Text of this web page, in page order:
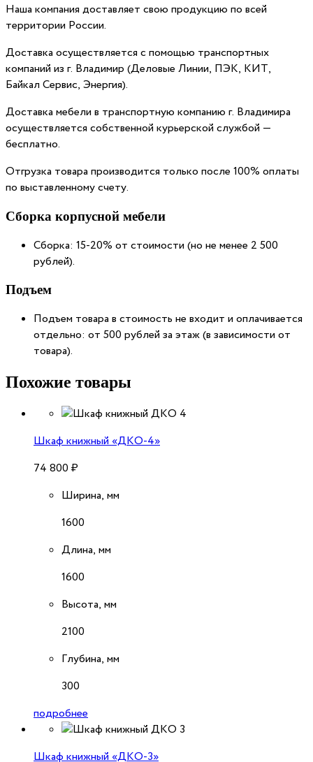
Наша компания доставляет свою продукцию по всей
территории России.
Доставка осуществляется с помощью транспортных
компаний из г. Владимир (Деловые Линии, ПЭК, КИТ,
Байкал Сервис, Энергия).
Доставка мебели в транспортную компанию г. Владимира
осуществляется собственной курьерской службой —
бесплатно.
Отгрузка товара производится только после 100% оплаты
по выставленному счету.
Сборка корпусной мебели
Сборка: 15-20% от стоимости (но не менее 2 500
рублей).
Подъем
Подъем товара в стоимость не входит и оплачивается
отдельно: от 500 рублей за этаж (в зависимости от
товара).
Похожие товары
Шкаф книжный «ДКО-4»
74 800 ₽
Ширина, мм
1600
Длина, мм
1600
Высота, мм
2100
Глубина, мм
300
подробнее
Шкаф книжный «ДКО-3»